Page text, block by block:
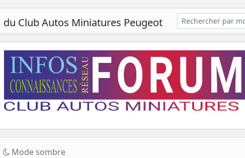
du Club Autos Miniatures Peugeot
Mode sombre